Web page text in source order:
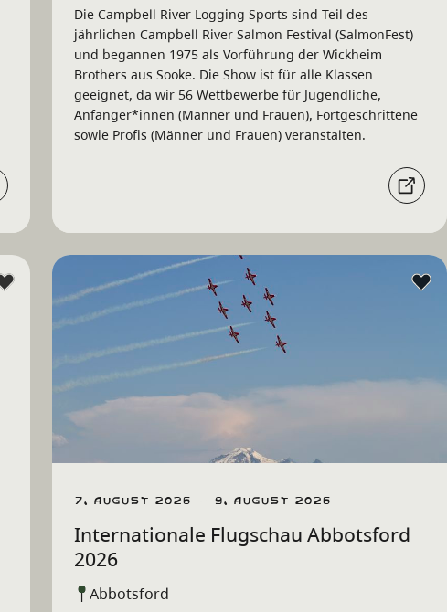
Die Campbell River Logging Sports sind Teil des
jährlichen Campbell River Salmon Festival (SalmonFest)
und begannen 1975 als Vorführung der Wickheim
Brothers aus Sooke. Die Show ist für alle Klassen
geeignet, da wir 56 Wettbewerbe für Jugendliche,
Anfänger*innen (Männer und Frauen), Fortgeschrittene
sowie Profis (Männer und Frauen) veranstalten.
7. August 2026 – 9. August 2026
Internationale Flugschau Abbotsford
2026
Abbotsford